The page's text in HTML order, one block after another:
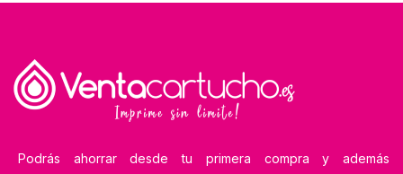
Podrás ahorrar desde tu primera compra y además